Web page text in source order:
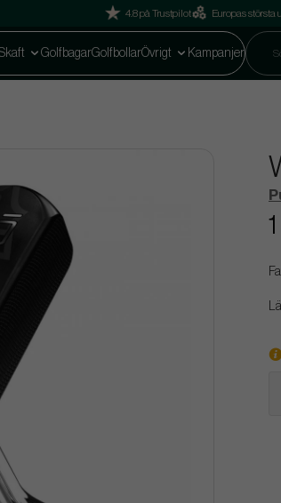
4.8 på Trustpilot Europas största
GolfbagarGolfbollarÖvrigt Kampanjer